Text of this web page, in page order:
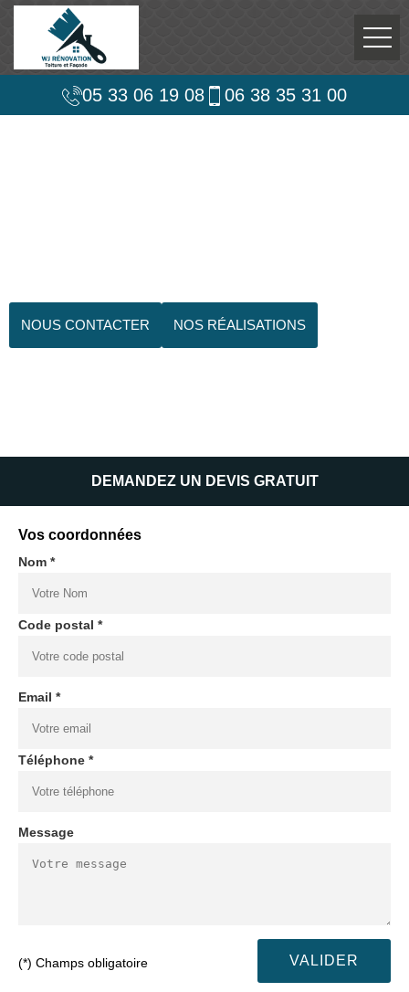
05 33 06 19 08 06 38 35 31 00
NOUS CONTACTER NOS RÉALISATIONS
DEMANDEZ UN DEVIS GRATUIT
Vos coordonnées
Nom *
Code postal *
Email *
Téléphone *
Message
(*) Champs obligatoire